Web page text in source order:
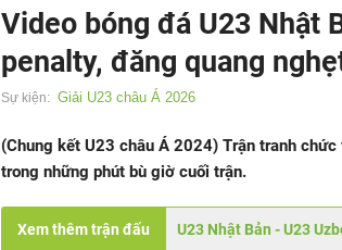
Video bóng đá U23 Nhật
penalty, đăng quang
Sự kiện: Giải U23 châu Á 2026
(Chung kết U23 châu Á 2024) Trận tranh
trong những phút bù giờ cuối trận.
Xem thêm trận đấu U23 Nhật Bản - U23